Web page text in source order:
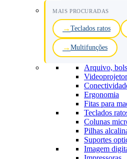
MAIS PROCURADAS
Teclados ratos
Multifunções
Arquivo,
Ergonomia
Fitas para
Teclados
Colunas
Pilhas
Suportes
Imagem